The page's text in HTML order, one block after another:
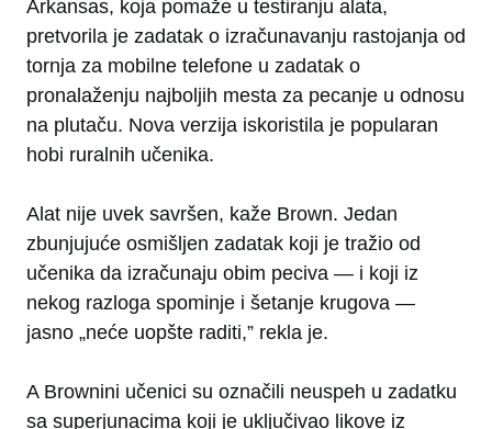
Arkansas, koja pomaže u testiranju alata,
pretvorila je zadatak o izračunavanju rastojanja od
tornja za mobilne telefone u zadatak o
pronalaženju najboljih mesta za pecanje u odnosu
na plutaču. Nova verzija iskoristila je popularan
hobi ruralnih učenika.
Alat nije uvek savršen, kaže Brown. Jedan
zbunjujuće osmišljen zadatak koji je tražio od
učenika da izračunaju obim peciva — i koji iz
nekog razloga spominje i šetanje krugova —
jasno „neće uopšte raditi,” rekla je.
A Brownini učenici su označili neuspeh u zadatku
sa superjunacima koji je uključivao likove iz